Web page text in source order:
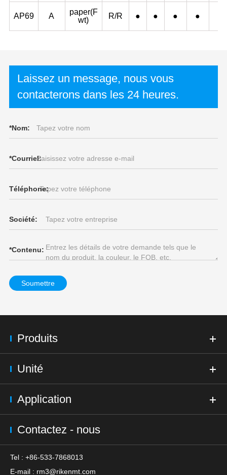
AP69 A
paper(F
wt)
R/R ● ● ● ●
Laissez un message, nous vous
contacterons dans les 24 heures.
*Nom:
*Courriel:
Téléphone:
Société:
*Contenu:
Soumettre
Produits
Unité
Application
Contactez - nous
Tel : +86-533-7868013
E-mail : rm3@rikenmt.com